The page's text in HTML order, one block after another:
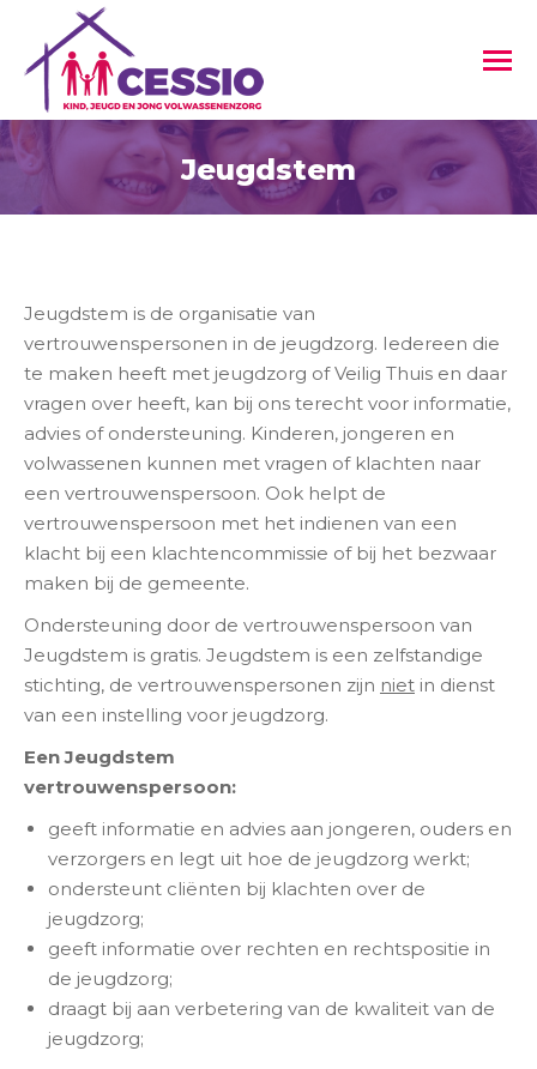
Jeugdstem
Je bent hier:
Jeugdstem is de organisatie van
vertrouwenspersonen in de jeugdzorg. Iedereen die
te maken heeft met jeugdzorg of Veilig Thuis en daar
vragen over heeft, kan bij ons terecht voor informatie,
advies of ondersteuning. Kinderen, jongeren en
volwassenen kunnen met vragen of klachten naar
een vertrouwenspersoon. Ook helpt de
vertrouwenspersoon met het indienen van een
klacht bij een klachtencommissie of bij het bezwaar
maken bij de gemeente.
Ondersteuning door de vertrouwenspersoon van
Jeugdstem is gratis. Jeugdstem is een zelfstandige
stichting, de vertrouwenspersonen zijn niet in dienst
van een instelling voor jeugdzorg.
Een Jeugdstem
vertrouwenspersoon:
geeft informatie en advies aan jongeren, ouders en
verzorgers en legt uit hoe de jeugdzorg werkt;
ondersteunt cliënten bij klachten over de
jeugdzorg;
geeft informatie over rechten en rechtspositie in
de jeugdzorg;
draagt bij aan verbetering van de kwaliteit van de
jeugdzorg;